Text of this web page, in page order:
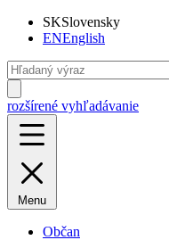
SKSlovensky
ENEnglish
rozšírené vyhľadávanie
Menu
Občan